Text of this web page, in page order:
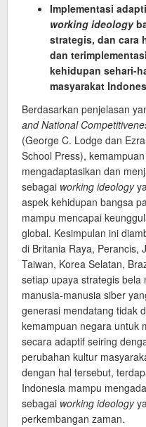
Implementasi
working ideology
strategis, dan cara
dan
kehidupan sehari-
masyarakat
Berdasarkan penjelasan
and National
(George C. Lodge dan
School Press),
mengadaptasikan dan
sebagai working ideology
aspek kehidupan bangsa
mampu mencapai
global. Kesimpulan ini
di Britania Raya, Perancis,
Taiwan, Korea Selatan,
setiap upaya strategis
manusia-manusia siber
generasi mendatang tidak
kemampuan negara untuk
secara adaptif seiring
perubahan kultur
dengan hal tersebut,
Indonesia mampu
sebagai working ideology
perkembangan zaman.